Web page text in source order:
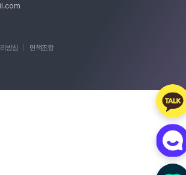
방침 면책조항